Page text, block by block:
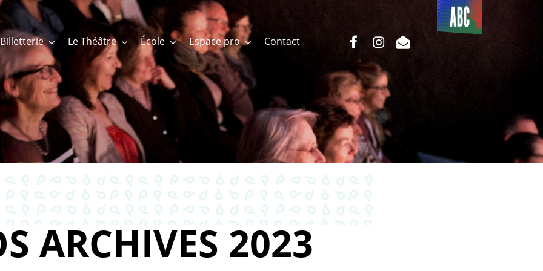
Billetterie Le Théâtre École Espace pro Contact
Du côté
de l’ABC
facebookinstagram
email
ARCHIVES 2023